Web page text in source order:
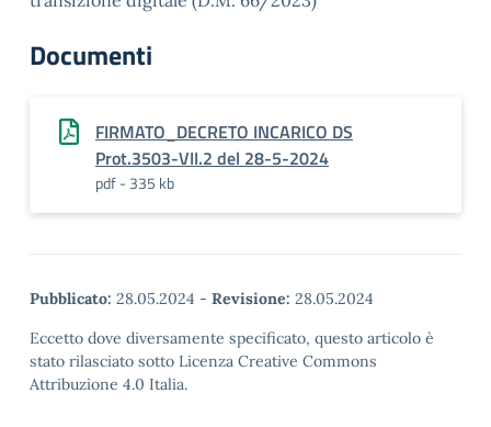
Documenti
FIRMATO_DECRETO INCARICO DS
Prot.3503-VII.2 del 28-5-2024
pdf - 335 kb
Pubblicato: 28.05.2024 - Revisione: 28.05.2024
Eccetto dove diversamente specificato, questo articolo è
stato rilasciato sotto Licenza Creative Commons
Attribuzione 4.0 Italia.